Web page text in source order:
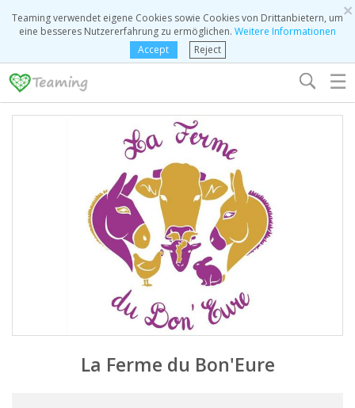
×
Teaming verwendet eigene Cookies sowie Cookies von Drittanbietern, um
eine besseres Nutzererfahrung zu ermöglichen. Weitere Informationen
Accept
Reject
☰
La Ferme du Bon'Eure